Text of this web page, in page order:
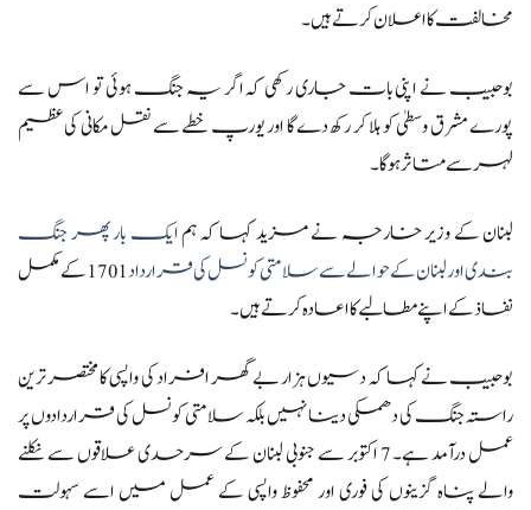
مخالفت کا اعلان کرتے ہیں۔
بوحبیب نے اپنی بات جاری رکھی کہ اگر یہ جنگ ہوئی تو اس سے
پورے مشرق وسطیٰ کو ہلا کر رکھ دے گا اور یورپ خطے سے نقل مکانی کی عظیم
لہر سے متاثر ہو گا۔
لبنان کے وزیر خارجہ نے مزید کہا کہ ہمایک بار پھر جنگ
بندی اور لبنان کے حوالے سے سلامتی کونسل کی قرارداد
1701 کے مکمل
نفاذ کے اپنے مطالبے کا اعادہ کرتے ہیں۔
بوحبیب نے کہا کہ دسیوں ہزار بے گھر افراد کی واپسی کا مختصر ترین
راستہ جنگ کی دھمکی دینا نہیں بلکہ سلامتی کونسل کی قراردادوں پر
عمل درآمد ہے۔ 7 اکتوبر سے جنوبی لبنان کے سرحدی علاقوں سے نکلنے
والے پناہ گزینوں کی فوری اور محفوظ واپسی کے عمل میں اسے سہولت